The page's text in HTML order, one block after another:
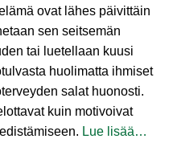
ovat lähes päivittäin
sen seitsemän
tai luetellaan kuusi
huolimatta ihmiset
salat huonosti.
kuin motivoivat
Lue lisää…